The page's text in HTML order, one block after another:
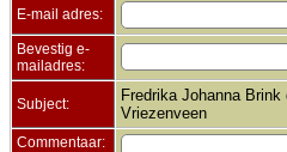
E-mail adres:
Bevestig e-
mailadres:
Subject:
Fredrika Johanna Brink
Vriezenveen
Commentaar: